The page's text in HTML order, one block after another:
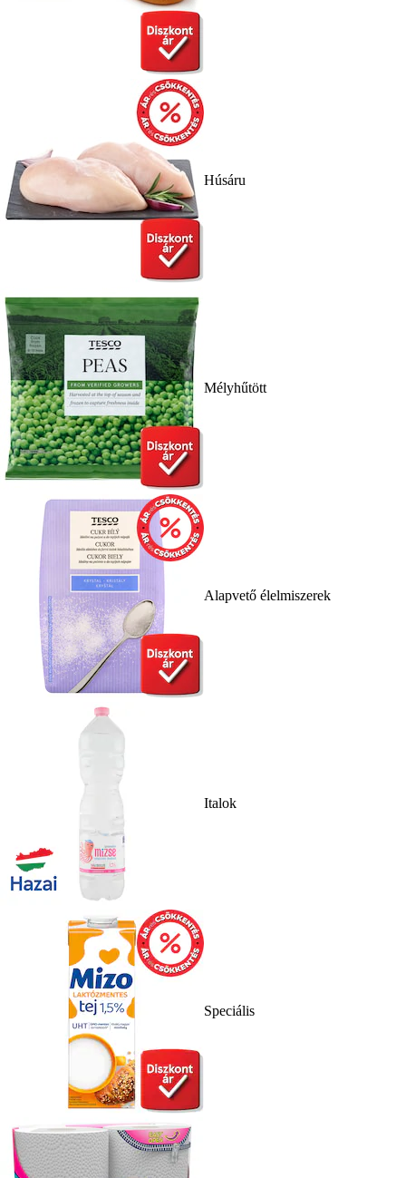
Húsáru
Mélyhűtött
Alapvető élelmiszerek
Italok
Speciális